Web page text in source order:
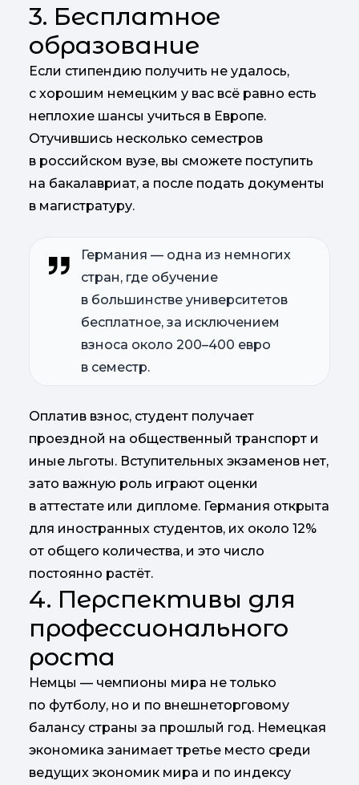
3. Бесплатное
образование
Если стипендию получить не удалось,
с хорошим немецким у вас всё равно есть
неплохие шансы учиться в Европе.
Отучившись несколько семестров
в российском вузе, вы сможете поступить
на бакалавриат, а после подать документы
в магистратуру.
Германия — одна из немногих
стран, где обучение
в большинстве университетов
бесплатное, за исключением
взноса около 200–400 евро
в семестр.
Оплатив взнос, студент получает
проездной на общественный транспорт и
иные льготы. Вступительных экзаменов нет,
зато важную роль играют оценки
в аттестате или дипломе. Германия открыта
для иностранных студентов, их около 12%
от общего количества, и это число
постоянно растёт.
4. Перспективы для
профессионального
роста
Немцы — чемпионы мира не только
по футболу, но и по внешнеторговому
балансу страны за прошлый год. Немецкая
экономика занимает третье место среди
ведущих экономик мира и по индексу